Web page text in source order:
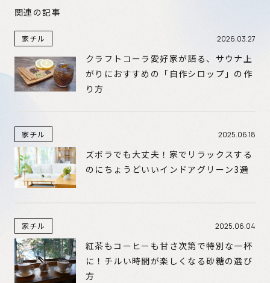
関連の記事
家チル 2026.03.27
クラフトコーラ愛好家が語る、サウナ上
がりにおすすめの「自作シロップ」の作
り方
家チル 2025.06.18
ズボラでも大丈夫！家でリラックスする
のにちょうどいいインドアグリーン3選
家チル 2025.06.04
紅茶もコーヒーも甘さ次第で特別な一杯
に！チルい時間が楽しくなる砂糖の選び
方